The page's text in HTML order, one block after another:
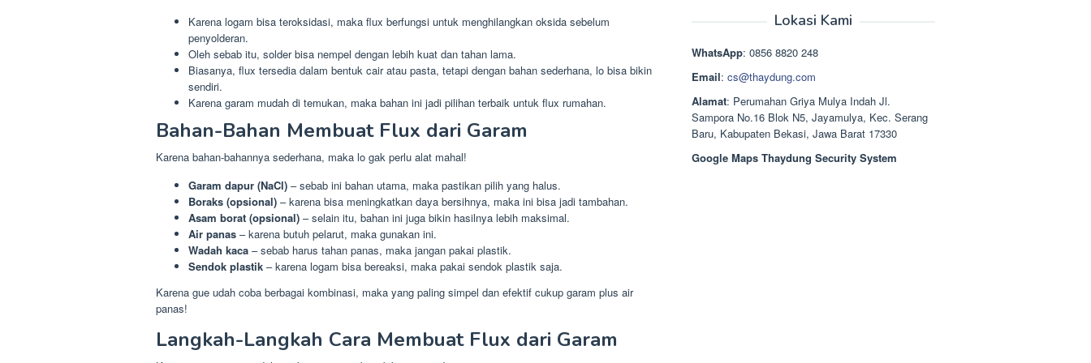
Karena logam bisa teroksidasi, maka flux berfungsi untuk menghilangkan oksida sebelum
penyolderan.
Oleh sebab itu, solder bisa nempel dengan lebih kuat dan tahan lama.
Biasanya, flux tersedia dalam bentuk cair atau pasta, tetapi dengan bahan sederhana, lo bisa bikin
sendiri.
Karena garam mudah di temukan, maka bahan ini jadi pilihan terbaik untuk flux rumahan.
Bahan-Bahan Membuat Flux dari Garam
Karena bahan-bahannya sederhana, maka lo gak perlu alat mahal!
Garam dapur (NaCl) – sebab ini bahan utama, maka pastikan pilih yang halus.
Boraks (opsional) – karena bisa meningkatkan daya bersihnya, maka ini bisa jadi tambahan.
Asam borat (opsional) – selain itu, bahan ini juga bikin hasilnya lebih maksimal.
Air panas – karena butuh pelarut, maka gunakan ini.
Wadah kaca – sebab harus tahan panas, maka jangan pakai plastik.
Sendok plastik – karena logam bisa bereaksi, maka pakai sendok plastik saja.
Karena gue udah coba berbagai kombinasi, maka yang paling simpel dan efektif cukup garam plus air
panas!
Langkah-Langkah Cara Membuat Flux dari Garam
adalah:
ini
Rp1.378.000.
Lokasi Kami
WhatsApp: 0856 8820 248
Email: cs@thaydung.com
Alamat: Perumahan Griya Mulya Indah Jl.
Sampora No.16 Blok N5, Jayamulya, Kec. Serang
Baru, Kabupaten Bekasi, Jawa Barat 17330
Google Maps Thaydung Security System